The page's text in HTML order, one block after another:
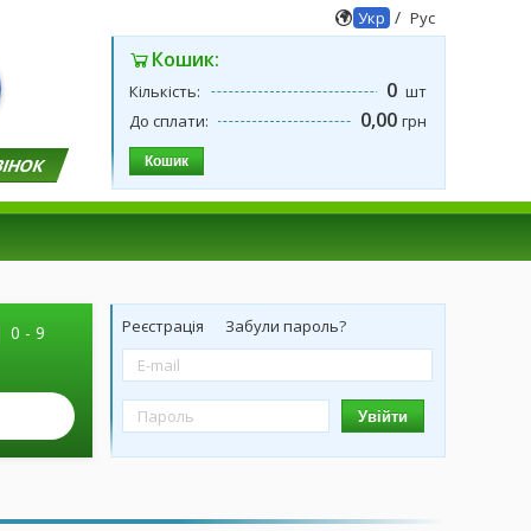
Укр / Рус
Кошик:
Кількість: 0 шт
До сплати:
0,00 грн
Кошик
0 - 9
Реєстрація Забули пароль?
Увійти